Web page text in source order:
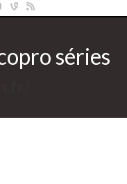
séries